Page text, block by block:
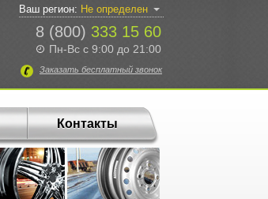
8 (800) 333 15 60
Пн-Вс с 9:00 до 21:00
Заказать бесплатный звонок
Ваш регион: Не определен
Контакты